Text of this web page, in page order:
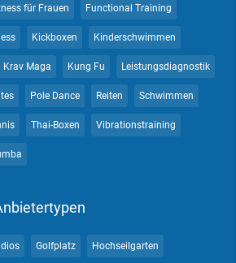
für Frauen Functional Training
Kickboxen Kinderschwimmen
Krav Maga Kung Fu Leistungsdiagnostik
Pole Dance Reiten Schwimmen
Thai-Boxen Vibrationstraining
Golfplatz Hochseilgarten